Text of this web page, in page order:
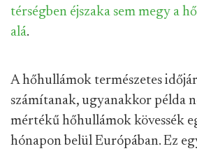
térségben éjszaka sem megy a
alá.
A hőhullámok természetes
számítanak, ugyanakkor példa
mértékű hőhullámok kövessék
hónapon belül Európában. Ez